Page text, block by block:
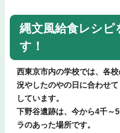
縄文風給食レシピ
す！
西東京市内の学校では、各
況やしたのやの日に合わせ
しています。
下野谷遺跡は、今から4千～
ラのあった場所です。